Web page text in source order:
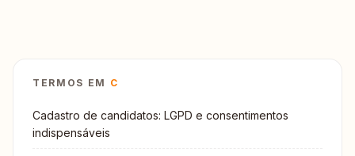
TERMOS EM C
Cadastro de candidatos: LGPD e consentimentos
indispensáveis